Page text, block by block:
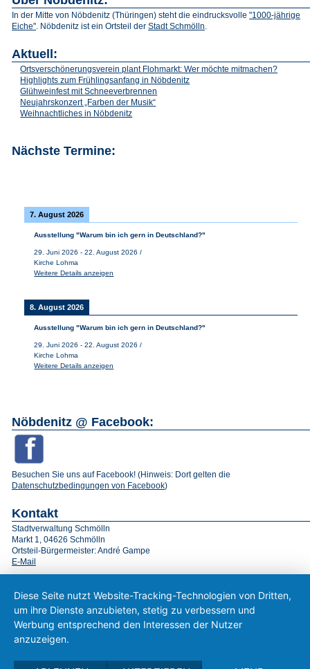
In der Mitte von Nöbdenitz (Thüringen) steht die eindrucksvolle "1000-jährige
Eiche". Nöbdenitz ist ein Ortsteil der Stadt Schmölln.
Aktuell:
Ortsverschönerungsverein plant Flohmarkt: Wer möchte mitmachen?
Highlights zum Frühlingsanfang in Nöbdenitz
Glühweinfest mit Schneeverbrennen
Neujahrskonzert „Farben der Musik“
Weihnachtliches in Nöbdenitz
Nächste Termine:
7. August 2026
Ausstellung "Warum bin ich gern in Deutschland?"
29. Juni 2026 -22. August 2026 /
Kirche Lohma
Weitere Details anzeigen
8. August 2026
Ausstellung "Warum bin ich gern in Deutschland?"
29. Juni 2026 -22. August 2026 /
Kirche Lohma
Weitere Details anzeigen
Nöbdenitz @ Facebook:
Besuchen Sie uns auf Facebook! (Hinweis: Dort gelten die
Datenschutzbedingungen von Facebook)
Kontakt
Stadtverwaltung Schmölln
Markt 1, 04626 Schmölln
Ortsteil-Bürgermeister: André Gampe
E-Mail
Diese Seite nutzt Website-Tracking-Technologien von Dritten,
um ihre Dienste anzubieten, stetig zu verbessern und
Werbung entsprechend den Interessen der Nutzer
anzuzeigen.